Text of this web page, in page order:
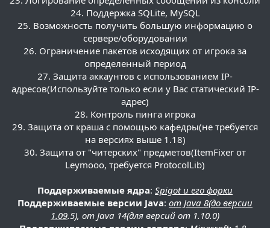
24. Поддержка SQLite, MySQL
25. Возможность получить большую информацию о
сервере/оборудовании
26. Ограничение пакетов исходящих от игрока за
определенный период
27. Защита аккаунтов с использованием IP-
адресов(Используйте только если у Вас статический IP-
адрес)
28. Контроль пинга игрока
29. Защита от краша с помощью кафедры(не требуется
на версиях выше 1.18)
30. Защита от "читерских" предметов(ItemFixer от
Leymooo, требуется ProtocolLib)
Поддерживаемые ядра: Spigot и его форки
Поддерживаемые версии Java: от Java 8(до версии
1.09.5), от Java 14(для версий от 1.10.0)